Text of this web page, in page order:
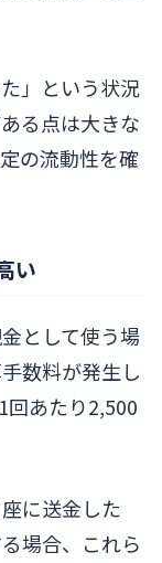
」という状況
る点は大きな
の流動性を確
い
として使う場
数料が発生し
回あたり2,500
に送金した
場合、これら